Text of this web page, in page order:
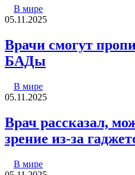
В мире
05.11.2025
Врачи смогут
БАДы
В мире
05.11.2025
Врач рассказал,
зрение из-за
В мире